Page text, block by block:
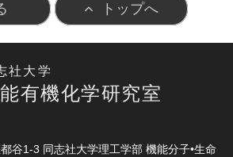
トップへ
社大学
有機化学研究室
谷1-3 同志社大学理工学部 機能分子•生命